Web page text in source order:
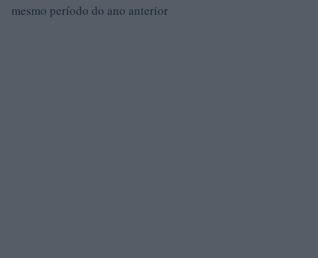
mesmo período do ano anterior